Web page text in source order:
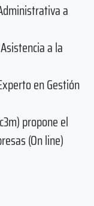
a
a la
en Gestión
propone el
(On line)